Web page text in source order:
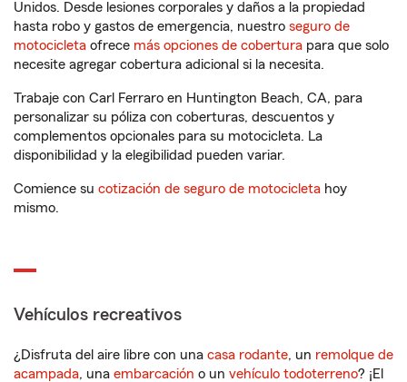
Unidos. Desde lesiones corporales y daños a la propiedad
hasta robo y gastos de emergencia, nuestro seguro de
motocicleta ofrece más opciones de cobertura para que solo
necesite agregar cobertura adicional si la necesita.
Trabaje con Carl Ferraro en Huntington Beach, CA, para
personalizar su póliza con coberturas, descuentos y
complementos opcionales para su motocicleta. La
disponibilidad y la elegibilidad pueden variar.
Comience su cotización de seguro de motocicleta hoy
mismo.
Vehículos recreativos
¿Disfruta del aire libre con una casa rodante, un remolque de
acampada, una embarcación o un vehículo todoterreno? ¡El